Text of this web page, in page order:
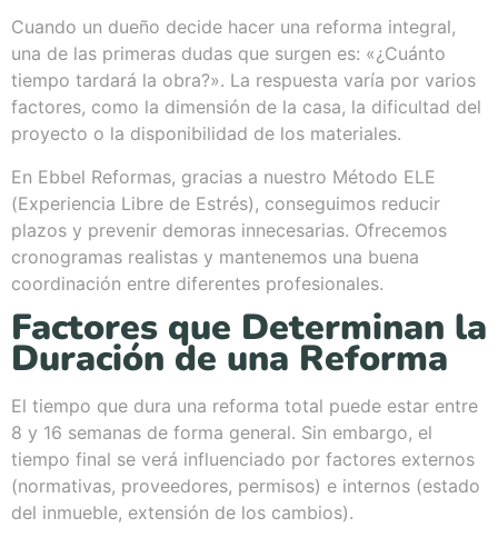
Cuando un dueño decide hacer una reforma integral,
una de las primeras dudas que surgen es: «¿Cuánto
tiempo tardará la obra?». La respuesta varía por varios
factores, como la dimensión de la casa, la dificultad del
proyecto o la disponibilidad de los materiales.
En Ebbel Reformas, gracias a nuestro Método ELE
(Experiencia Libre de Estrés), conseguimos reducir
plazos y prevenir demoras innecesarias. Ofrecemos
cronogramas realistas y mantenemos una buena
coordinación entre diferentes profesionales.
Factores que Determinan la
Duración de una Reforma
El tiempo que dura una reforma total puede estar entre
8 y 16 semanas de forma general. Sin embargo, el
tiempo final se verá influenciado por factores externos
(normativas, proveedores, permisos) e internos (estado
del inmueble, extensión de los cambios).